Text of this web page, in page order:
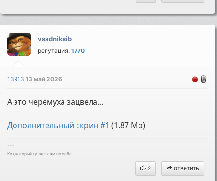
vsadniksib
репутация:1770
1391313 май 2026
А это черёмуха зацвела...
Дополнительный скрин #1 (1.87 Mb)
---
Кот, который гуляет сам по себе
2 ответить